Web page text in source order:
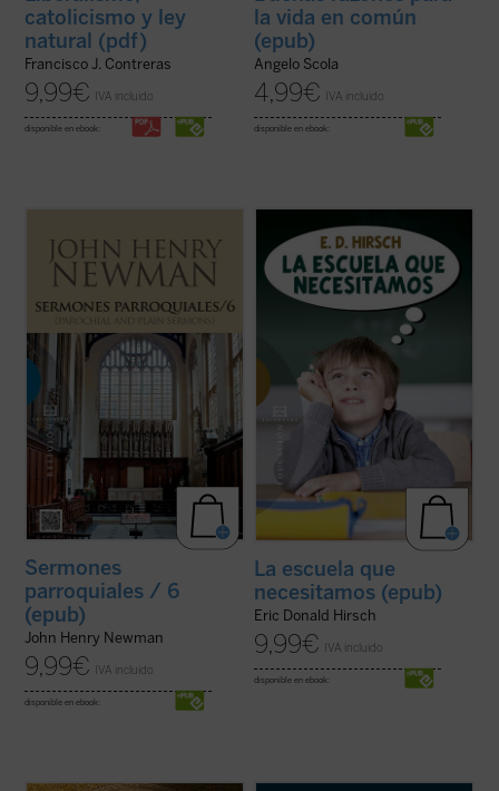
catolicismo y ley
natural (pdf)
Francisco J. Contreras
9,99€ IVA incluido
disponible en ebook:
la vida en común
(epub)
Angelo Scola
4,99€ IVA incluido
disponible en ebook:
Sermones Parroquialesfueron predicados
a lo largo de seis años, entre 1836 y el
decisivo 1841. La impresión es que
Newman seleccionó con mucho equilibrio
(ver ficha)
Sermones
parroquiales / 6
(epub)
John Henry Newman
9,99€ IVA incluido
disponible en ebook:
Por primera vez traducido al español,
escuela que necesitamoses un libro
absolutamente contracorriente. Con
argumentos fundamentados en los más
relevantes estudios científicos y en su
amplísimo bagaje cultural, literario,
(ver ficha)
La escuela que
necesitamos (epub)
Eric Donald Hirsch
9,99€ IVA incluido
disponible en ebook: